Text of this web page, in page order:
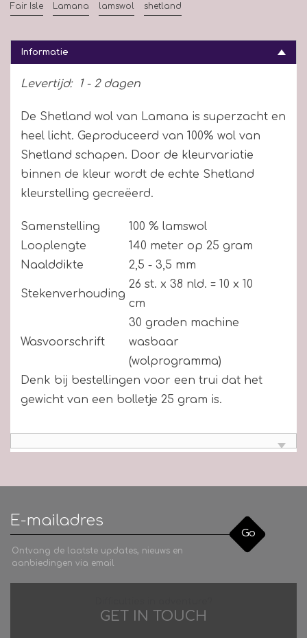
Fair Isle Lamana lamswol shetland
Informatie
Levertijd: 1 - 2 dagen
De Shetland wol van Lamana is superzacht en
heel licht. Geproduceerd van 100% wol van
Shetland schapen. Door de kleurvariatie
binnen de kleur wordt de echte Shetland
kleurstelling gecreëerd.
Samenstelling
100 % lamswol
Looplengte
140 meter op 25 gram
Naalddikte
2,5 - 3,5 mm
Stekenverhouding
26 st. x 38 nld. = 10 x 10
cm
Wasvoorschrift
30 graden machine
wasbaar
(wolprogramma)
Denk bij bestellingen voor een trui dat het
gewicht van een bolletje 25 gram is.
Go
Ontvang de laatste updates, nieuws en
aanbiedingen via email
GET IN TOUCH